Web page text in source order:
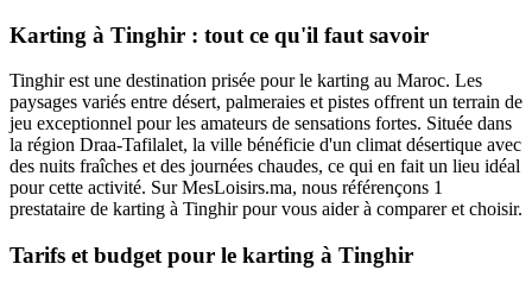
Karting à Tinghir : tout ce qu'il faut savoir
Tinghir est une destination prisée pour le karting au Maroc. Les
paysages variés entre désert, palmeraies et pistes offrent un terrain de
jeu exceptionnel pour les amateurs de sensations fortes. Située dans
la région Draa-Tafilalet, la ville bénéficie d'un climat désertique avec
des nuits fraîches et des journées chaudes, ce qui en fait un lieu idéal
pour cette activité. Sur MesLoisirs.ma, nous référençons 1
prestataire de karting à Tinghir pour vous aider à comparer et choisir.
Tarifs et budget pour le karting à Tinghir